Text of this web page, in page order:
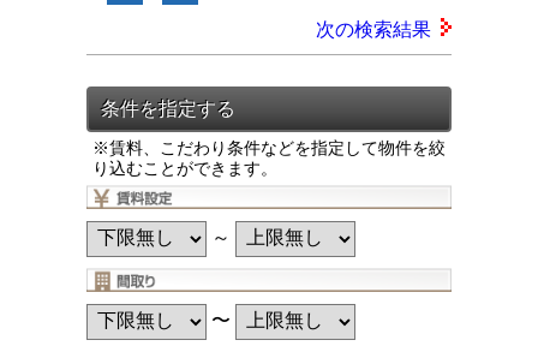
次の検索結果
※賃料、こだわり条件などを指定して物件を絞
り込むことができます。
～
〜